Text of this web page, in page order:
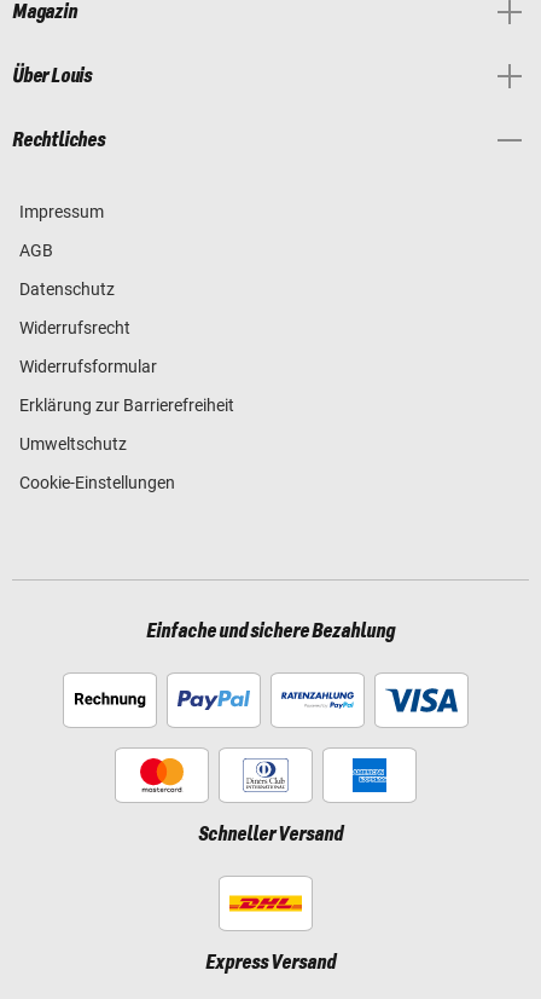
Magazin
Über Louis
Rechtliches
Impressum
AGB
Datenschutz
Widerrufsrecht
Widerrufsformular
Erklärung zur Barrierefreiheit
Umweltschutz
Cookie-Einstellungen
Einfache und sichere Bezahlung
Schneller Versand
Express Versand